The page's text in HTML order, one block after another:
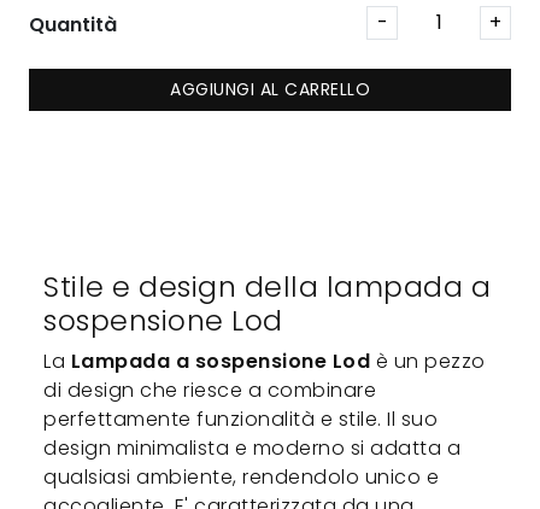
Stile e design della lampada a
sospensione Lod
La Lampada a sospensione Lod è un pezzo
di design che riesce a combinare
perfettamente funzionalità e stile. Il suo
design minimalista e moderno si adatta a
qualsiasi ambiente, rendendolo unico e
Quantità
AGGIUNGI AL CARRELLO